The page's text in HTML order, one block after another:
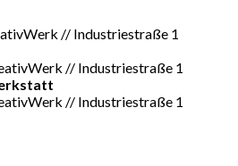
// Industriestraße 1
// Industriestraße 1
// Industriestraße 1